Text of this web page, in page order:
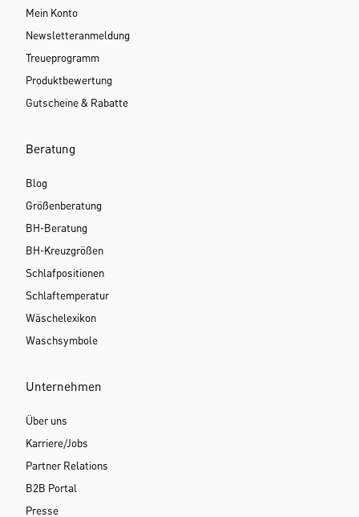
Mein Konto
Newsletteranmeldung
Treueprogramm
Produktbewertung
Gutscheine & Rabatte
Beratung
Blog
Größenberatung
BH-Beratung
BH-Kreuzgrößen
Schlafpositionen
Schlaftemperatur
Wäschelexikon
Waschsymbole
Unternehmen
Über uns
Karriere/Jobs
Partner Relations
B2B Portal
Presse